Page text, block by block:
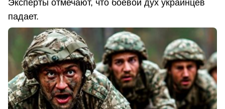
Эксперты отмечают, что боевой дух украинцев
падает.